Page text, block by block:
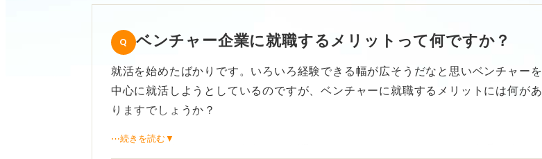
ベンチャー企業に就職するメリットって何ですか？
就活を始めたばかりです。いろいろ経験できる幅が広そうだなと思いベンチャーを
中心に就活しようとしているのですが、ベンチャーに就職するメリットには何があ
りますでしょうか？
⋯続きを読む▼